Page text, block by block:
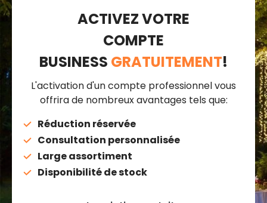
ACTIVEZ VOTRE
COMPTE
BUSINESS GRATUITEMENT!
L'activation d'un compte professionnel vous
offrira de nombreux avantages tels que:
Réduction réservée
Consultation personnalisée
Large assortiment
Disponibilité de stock